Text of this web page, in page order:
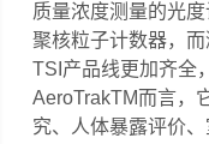
质量浓度测量的光
聚核粒子计数器，
TSI产品线更加齐全
AeroTrakTM而言，
究、人体暴露评价